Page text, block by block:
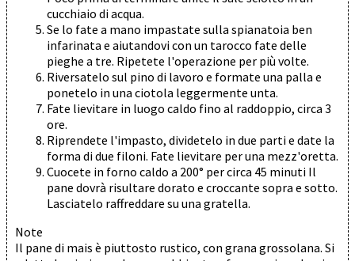
cucchiaio di acqua.
Se lo fate a mano impastate sulla spianatoia ben
infarinata e aiutandovi con un tarocco fate delle
pieghe a tre. Ripetete l'operazione per più volte.
Riversatelo sul pino di lavoro e formate una palla e
ponetelo in una ciotola leggermente unta.
Fate lievitare in luogo caldo fino al raddoppio, circa 3
ore.
Riprendete l'impasto, dividetelo in due parti e date la
forma di due filoni. Fate lievitare per una mezz'oretta.
Cuocete in forno caldo a 200° per circa 45 minuti Il
pane dovrà risultare dorato e croccante sopra e sotto.
Lasciatelo raffreddare su una gratella.
Note
Il pane di mais è piuttosto rustico, con grana grossolana. Si